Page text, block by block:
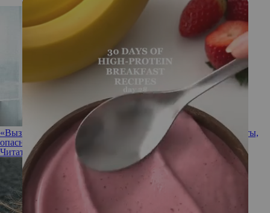
«Вызывают рак яичников»: гинеколог перечислила продукты,
опасные для женского здоровья
Читать полностью